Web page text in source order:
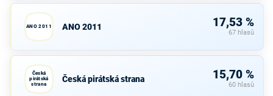
ANO 2011 ANO 2011 17,53 %
67 hlasů
Česká
pirátská
strana
Česká pirátská strana 15,70 %
60 hlasů